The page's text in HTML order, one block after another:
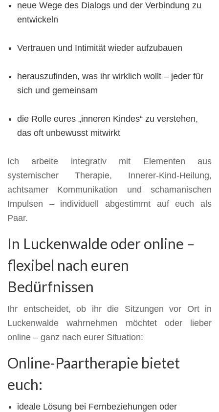
neue Wege des Dialogs und der Verbindung zu
entwickeln
Vertrauen und Intimität wieder aufzubauen
herauszufinden, was ihr wirklich wollt – jeder für
sich und gemeinsam
die Rolle eures „inneren Kindes“ zu verstehen,
das oft unbewusst mitwirkt
Ich arbeite integrativ mit Elementen aus
systemischer Therapie, Innerer-Kind-Heilung,
achtsamer Kommunikation und schamanischen
Impulsen – individuell abgestimmt auf euch als
Paar.
In Luckenwalde oder online –
flexibel nach euren
Bedürfnissen
Ihr entscheidet, ob ihr die Sitzungen vor Ort in
Luckenwalde wahrnehmen möchtet oder lieber
online – ganz nach eurer Situation:
Online-Paartherapie bietet
euch:
ideale Lösung bei Fernbeziehungen oder